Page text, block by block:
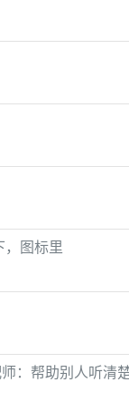
，图标里
：帮助别人听清